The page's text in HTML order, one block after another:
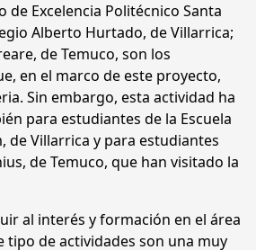
de Excelencia Politécnico Santa
Alberto Hurtado, de Villarrica;
de Temuco, son los
en el marco de este proyecto,
Sin embargo, esta actividad ha
para estudiantes de la Escuela
de Villarrica y para estudiantes
de Temuco, que han visitado la
al interés y formación en el área
tipo de actividades son una muy